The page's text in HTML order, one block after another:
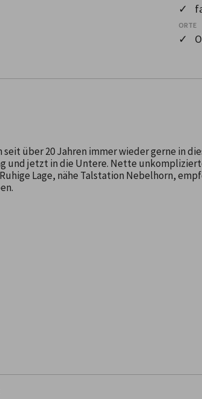
✓
ORTE
✓
über 20 Jahren immer wieder gerne in
und jetzt in die Untere. Nette
Lage, nähe Talstation Nebelhorn,